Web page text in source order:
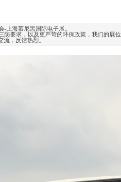
上海慕尼黑国际电子展。
防要求，以及更严苛的环保政策，我们的展位
，反馈热烈。